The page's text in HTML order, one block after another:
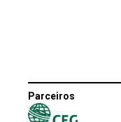
Parceiros